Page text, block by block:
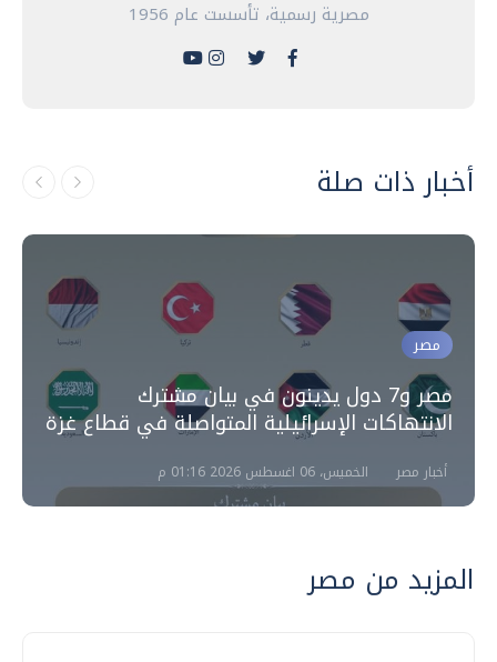
مصرية رسمية، تأسست عام 1956
أخبار ذات صلة
مصر
مصر و7 دول يدينون في بيان مشترك
الانتهاكات الإسرائيلية المتواصلة في قطاع غزة
أخبار مصر الخميس، 06 اغسطس 2026 01:16 م
المزيد من مصر